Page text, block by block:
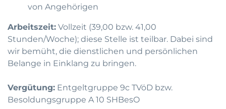
von Angehörigen
Arbeitszeit: Vollzeit (39,00 bzw. 41,00
Stunden/Woche); diese Stelle ist teilbar. Dabei sind
wir bemüht, die dienstlichen und persönlichen
Belange in Einklang zu bringen.
Vergütung: Entgeltgruppe 9c TVöD bzw.
Besoldungsgruppe A 10 SHBesO